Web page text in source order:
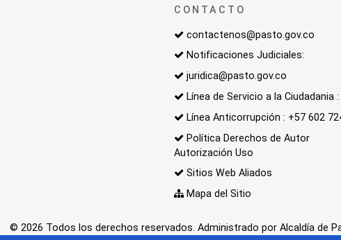
CONTACTO
contactenos@pasto.gov.co
Notificaciones Judiciales:
juridica@pasto.gov.co
Línea de Servicio a la Ciudadania
Línea Anticorrupción : +57 602
Política Derechos de Autor
Autorización Uso
Sitios Web Aliados
Mapa del Sitio
© 2026 Todos los derechos reservados. Administrado por Alcaldía de